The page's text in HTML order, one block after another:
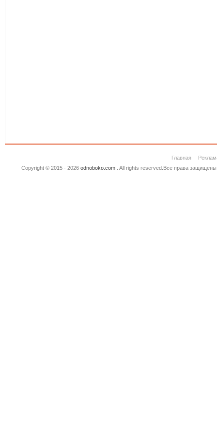
Главная
Copyright © 2015 - 2026 odnoboko.com. All rights reserved.Все права защищены.